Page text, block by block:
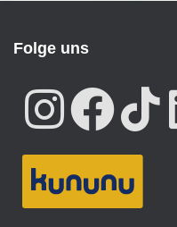
Folge uns